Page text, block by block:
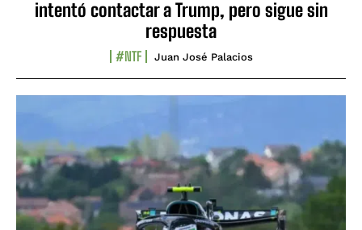
intentó contactar a Trump, pero sigue sin
respuesta
#NTF Juan José Palacios